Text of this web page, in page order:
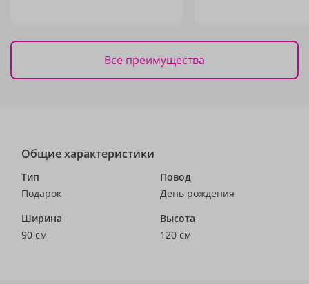
Все преимущества
Общие характеристики
Тип
Подарок
Повод
День рождения
Ширина
90 см
Высота
120 см